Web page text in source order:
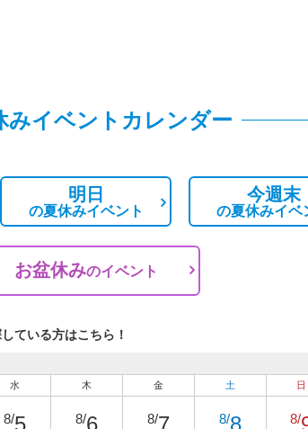
みイベントカレンダー
明日
の夏休みイベント
今週末
の夏休みイベ
お盆休みのイベント
ている方はこちら！
水
8/
木
8/
金
8/
土
8/
日
8/